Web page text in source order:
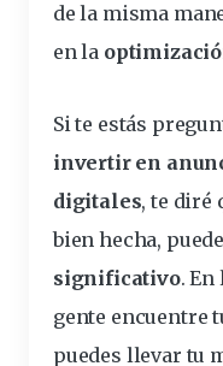
de la misma
en la
Si te estás
invertir en
digitales, te diré
bien hecha, puede
significativo. En
gente encuentre
puedes llevar tu